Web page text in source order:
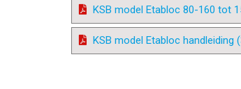
KSB model Etabloc 80-160 tot
KSB model Etabloc handleiding